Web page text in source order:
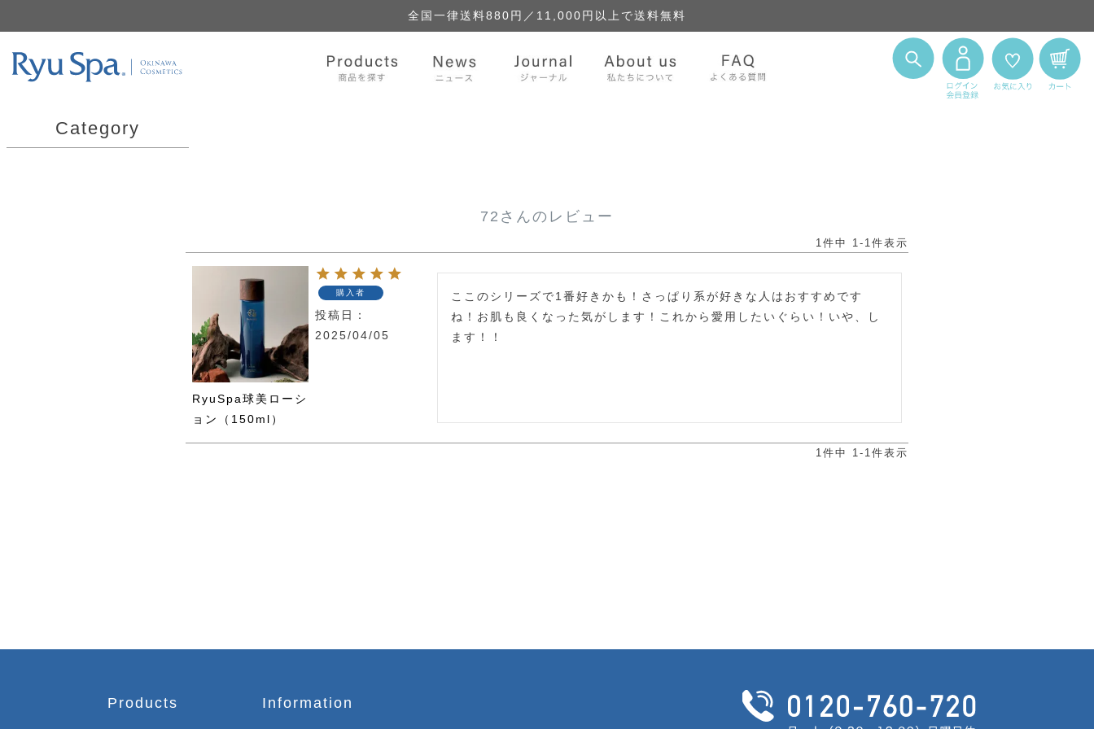
全国一律送料880円／ 11,000円以上で送料無料
Category
72さんのレビュー
1件中 1- 1件表示
RyuSpa球美ローシ
ョン（150ml）
購入者
投稿日
2025/04/05
ここのシリーズで1番好きかも！さっぱり系が好きな人はおすすめです
ね！お肌も良くなった気がします！これから愛用したいぐらい！いや、し
ます！！
1 件中 1 - 1 件表示
Products Information